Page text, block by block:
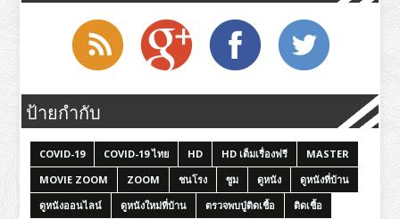
ป้ายกำกับ
COVID-19 COVID-19 ไทย HD HD เต็มเรื่องฟรี
MASTER
MOVIE ZOOM
ZOOM ชนโรง ซูม ดูหนัง
ดูหนังที่บ้าน
ดูหนังออนไลน์
ดูหนังใหม่ที่บ้าน ตรวจพบปู่ติดเชื้อ
ติดเชื้อ